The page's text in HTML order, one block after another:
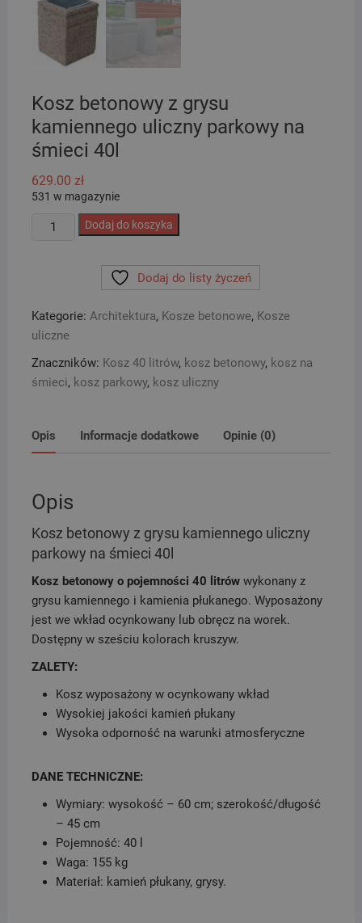
Kosz betonowy z grysu
kamiennego uliczny parkowy na
śmieci 40l
629.00 zł
531 w magazynie
ilość
kamiennego
uliczny
parkowy
na
Dodaj do koszyka
Dodaj do listy życzeń
Kategorie: Architektura, Kosze betonowe, Kosze
uliczne
Znaczników: Kosz 40 litrów, kosz betonowy, kosz na
śmieci, kosz parkowy, kosz uliczny
Opis Informacje dodatkowe Opinie (0)
Opis
Kosz betonowy z grysu kamiennego uliczny
parkowy na śmieci 40l
Kosz betonowy o pojemności 40 litrówwykonany z
grysu kamiennego i kamienia płukanego. Wyposażony
jest we wkład ocynkowany lub obręcz na worek.
Dostępny w sześciu ko­lo­rach kruszyw.
ZALETY:
Kosz wyposażony w ocynkowany wkład
Wysokiej jakości kamień płukany
Wysoka odporność na warunki atmosferyczne
DANE TECHNICZNE:
Wymiary: wysokość – 60 cm; szerokość/długość
– 45 cm
Pojemność: 40 l
Waga: 155 kg
Materiał: kamień płukany, grysy.